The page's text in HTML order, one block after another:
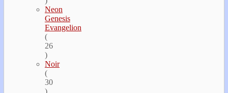
Neon
Genesis
Evangelion
(
26
)
Noir
(
30
)